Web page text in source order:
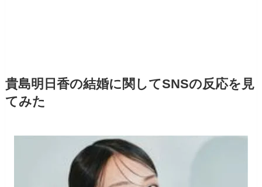
貴島明日香の結婚に関してSNSの反応を見
てみた